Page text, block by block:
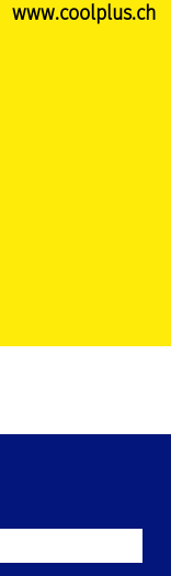
www.coolplus.ch